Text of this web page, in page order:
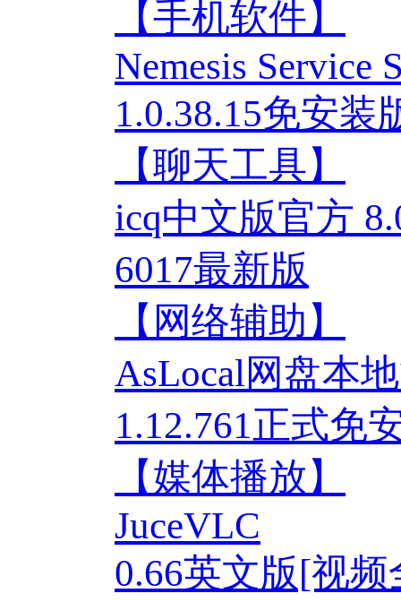
【手机软件】
Nemesis Service
1.0.38.15免安装
【聊天工具】
icq中文版官方
6017最新版
【网络辅助】
AsLocal网盘本
1.12.761正式免
【媒体播放】
JuceVLC
0.66英文版[视